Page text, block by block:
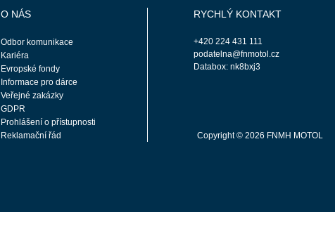
O NÁS
Odbor komunikace
Kariéra
Evropské fondy
Informace pro dárce
Veřejné zakázky
GDPR
Prohlášení o přístupnosti
Reklamační řád
RYCHLÝ KONTAKT
+420 224 431 111
podatelna@fnmotol.cz
Databox: nk8bxj3
Copyright © 2026 FNMH MOTOL